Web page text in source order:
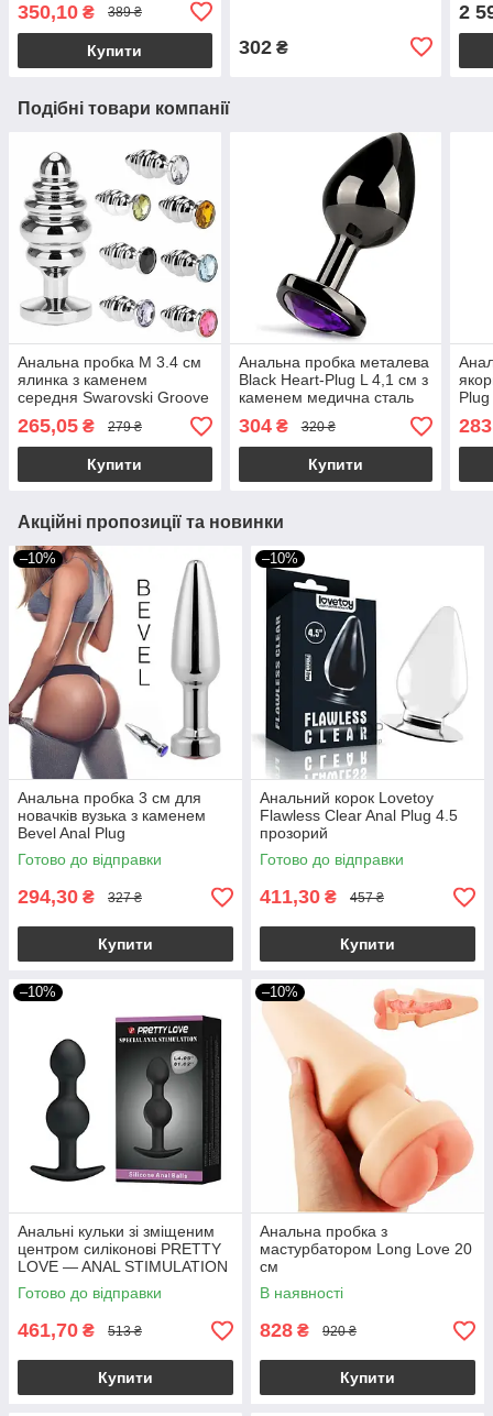
350,10 ₴ 389 ₴
Купити 302₴
2
Подібні товари компанії
Анальна пробка М 3.4 см
ялинка з каменем
середня Swarovski Groove
M size + подарунковий
мішечок
265,05 ₴ 279 ₴
Купити
Анальна пробка металева
Black Heart-Plug L 4,1 см з
каменем медична сталь
304₴ 320 ₴
Купити
Акційні пропозиції та новинки
–10%
Анальна пробка 3 см для
новачків вузька з каменем
Bevel Anal Plug
Готово до відправки
294,30 ₴ 327 ₴
Купити
–10%
Анальний корок Lovetoy
Flawless Clear Anal Plug 4.5
прозорий
Готово до відправки
411,30 ₴ 457 ₴
Купити
–10%
Анальні кульки зі зміщеним
центром силіконові PRETTY
LOVE — ANAL STIMULATION
2,5-3,0 см якір
Готово до відправки
461,70 ₴ 513 ₴
Купити
–10%
Анальна пробка з
мастурбатором Long Love 20
см
В наявності
828 ₴ 920 ₴
Купити